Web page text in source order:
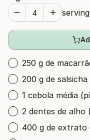
250 g de
200 g de
1 cebola média
2 dentes de alho
400 g de extrato